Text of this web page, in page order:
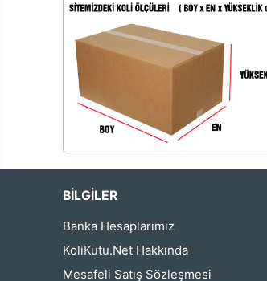
BİLGİLER
Banka Hesaplarımız
KoliKutu.Net Hakkında
Mesafeli Satış Sözleşmesi